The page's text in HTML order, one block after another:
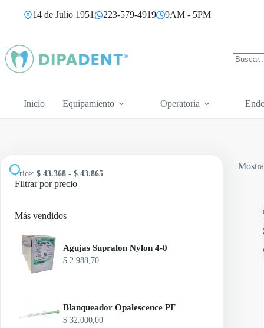
14 de Julio 1951 223-579-4919 9AM - 5PM
Inicio Equipamiento Operatoria
Price: $ 43.368 - $ 43.865
Filtrar por precio
Más vendidos
Agujas Supralon Nylon 4-0
$ 2.988,70
Blanqueador Opalescence PF
$ 32.000,00